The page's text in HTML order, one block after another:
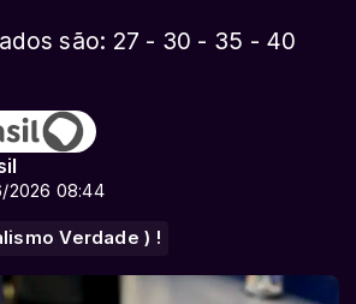
são: 27 - 30 - 35 - 40
2026 08:44
Verdade ) !